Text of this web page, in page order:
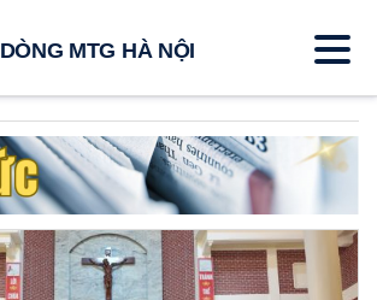
DÒNG MTG HÀ NỘI